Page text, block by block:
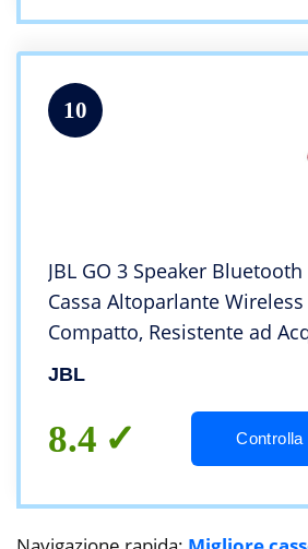
10
JBL GO 3 Speaker
Cassa Altoparlante
Compatto, Resistente ad
IPX67, fino a 5 h di
JBL
8.4